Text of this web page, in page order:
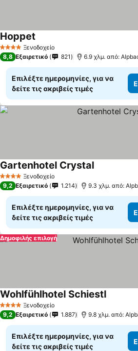
4 ΑστέριαΞενοδοχείο
Hoppet
8,8 Εξαιρετικό 821 6.9 χλμ. από:
Επιλέξτε ημερομηνίες, για να
δείτε τις ακριβείς τιμές
4 ΑστέριαΞενοδοχείο
Gartenhotel Crystal
9,2 Εξαιρετικό 1.214 9.3 χλμ. από:
Επιλέξτε ημερομηνίες, για να
δείτε τις ακριβείς τιμές
Δημοφιλής επιλογή
4 ΑστέριαΞενοδοχείο
Wohlfühlhotel Schiestl
9,2 Εξαιρετικό 1.887 9.8 χλμ. από:
Επιλέξτε ημερομηνίες, για να
δείτε τις ακριβείς τιμές